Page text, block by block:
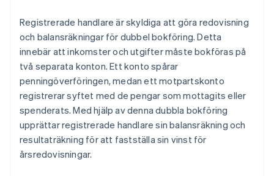
Registrerade handlare är skyldiga att göra redovisning
och balansräkningar för dubbel bokföring. Detta
innebär att inkomster och utgifter måste bokföras på
två separata konton. Ett konto spårar
penningöverföringen, medan ett motpartskonto
registrerar syftet med de pengar som mottagits eller
spenderats. Med hjälp av denna dubbla bokföring
upprättar registrerade handlare sin balansräkning och
resultaträkning för att fastställa sin vinst för
årsredovisningar.